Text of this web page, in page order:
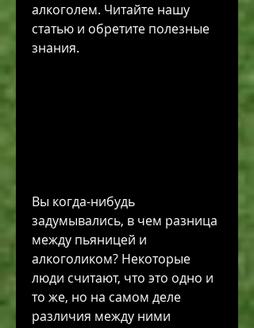
алкоголем. Читайте нашу
статью и обретите полезные
знания.
Вы когда-нибудь
задумывались, в чем разница
между пьяницей и
алкоголиком? Некоторые
люди считают, что это одно и
то же, но на самом деле
различия между ними